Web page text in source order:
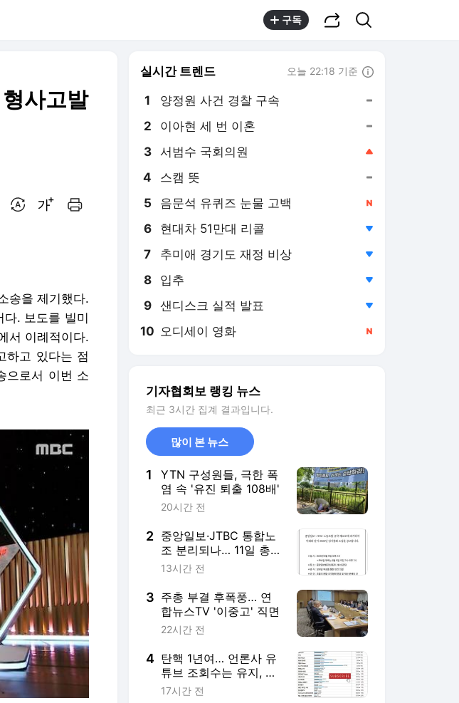
구독
사고발
송을 제기했다.
. 보도를 빌미
서 이례적이다.
하고 있다는 점
으로서 이번 소
실시간 트렌드 오늘 22:18 기준
1 양정원 사건 경찰 구속
2 이아현 세 번 이혼
3 서범수 국회의원
4 스캠 뜻
5 음문석 유퀴즈 눈물 고백
6 현대차 51만대 리콜
7 추미애 경기도 재정 비상
8 입추
9 샌디스크 실적 발표
10 오디세이 영화
기자협회보 랭킹 뉴스
최근 3시간 집계 결과입니다.
많이 본 뉴스
1
YTN 구성원들, 극한 폭
염 속 '유진 퇴출 108배'
20시간 전
2 중앙일보·JTBC 통합노
조 분리되나… 11일 총회
서 결정
13시간 전
3 주총 부결 후폭풍… 연
합뉴스TV '이중고' 직면
22시간 전
4 탄핵 1년여… 언론사 유
튜브 조회수는 유지, 구
독 성장세 꺾여
17시간 전